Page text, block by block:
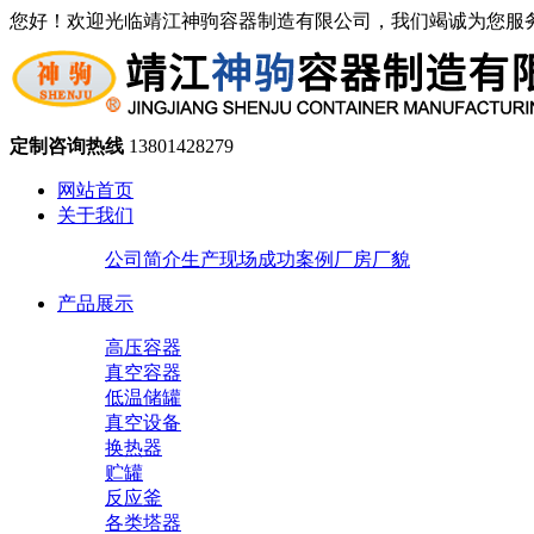
您好！欢迎光临靖江神驹容器制造有限公司，我们竭诚为您服
定制咨询热线 13801428279
网站首页
关于我们
公司简介生产现场成功案例 厂房厂貌
产品展示
高压容器
真空容器
低温储罐
真空设备
换热器
贮罐
反应釜
各类塔器